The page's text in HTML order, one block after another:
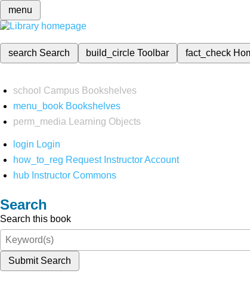
menu
search Search build_circleToolbar fact_check
school Campus Bookshelves
menu_book Bookshelves
perm_media
Learning Objects
login Login
how_to_reg Request Instructor Account
hub Instructor Commons
Search
Search this book
Submit Search